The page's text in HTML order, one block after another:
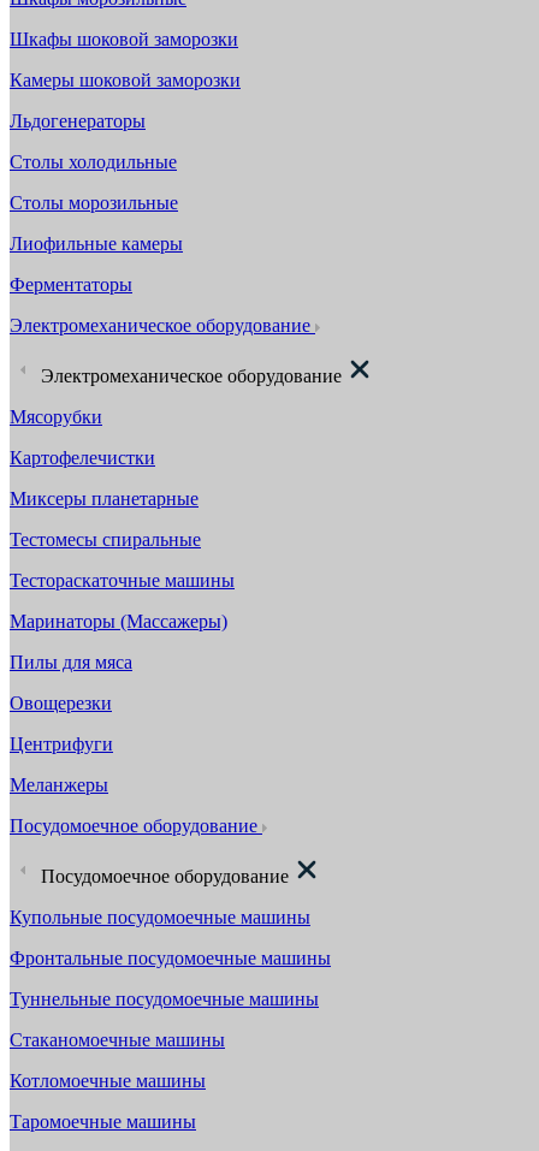
Шкафы шоковой заморозки
Камеры шоковой заморозки
Льдогенераторы
Столы холодильные
Столы морозильные
Лиофильные камеры
Ферментаторы
Электромеханическое оборудование
Электромеханическое оборудование
Мясорубки
Картофелечистки
Миксеры планетарные
Тестомесы спиральные
Тестораскаточные машины
Маринаторы (Массажеры)
Пилы для мяса
Овощерезки
Центрифуги
Меланжеры
Посудомоечное оборудование
Посудомоечное оборудование
Купольные посудомоечные машины
Фронтальные посудомоечные машины
Туннельные посудомоечные машины
Стаканомоечные машины
Котломоечные машины
Таромоечные машины